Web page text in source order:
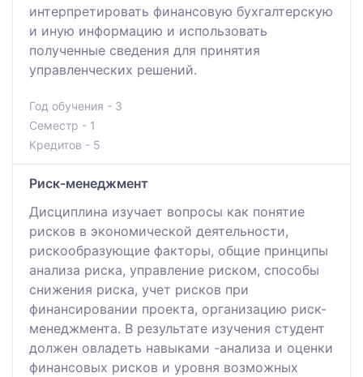
интерпретировать финансовую бухгалтерскую
и иную информацию и использовать
полученные сведения для принятия
управленческих решений.
Год обучения - 3
Семестр - 1
Кредитов - 5
Риск-менеджмент
Дисциплина изучает вопросы как понятие
рисков в экономической деятельности,
рискообразующие факторы, общие принципы
анализа риска, управление риском, способы
снижения риска, учет рисков при
финансировании проекта, организацию риск-
менеджмента. В результате изучения студент
должен овладеть навыками -анализа и оценки
финансовых рисков и уровня возможных